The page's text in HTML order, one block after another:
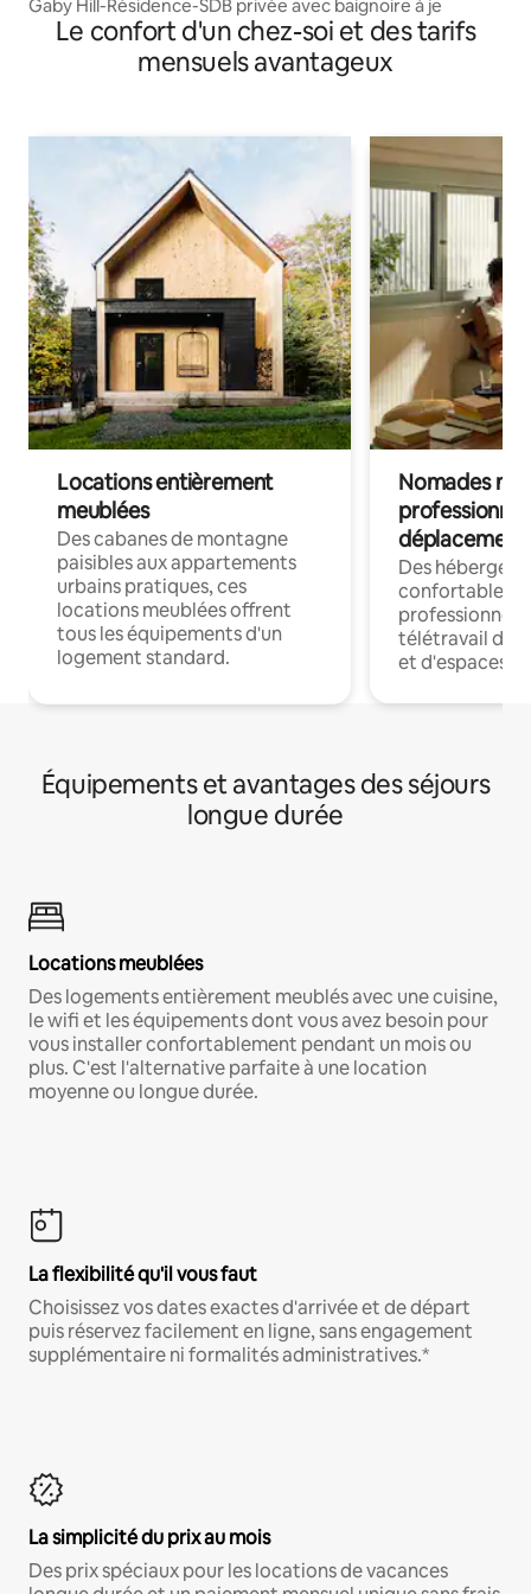
Gaby Hill-Résidence-SDB privée avec baignoire à je
Le confort d'un chez-soi et des tarifs
mensuels avantageux
Locations entièrement
meublées
Des cabanes de montagne
paisibles aux appartements
urbains pratiques, ces
locations meublées offrent
tous les équipements d'un
logement standard.
Nomades
déplacement
Des
confortables
professionnels
télétravail
et d'espaces
Équipements et avantages des séjours
longue durée
Locations meublées
Des logements entièrement meublés avec une cuisine,
le wifi et les équipements dont vous avez besoin pour
vous installer confortablement pendant un mois ou
plus. C'est l'alternative parfaite à une location
moyenne ou longue durée.
La flexibilité qu'il vous faut
Choisissez vos dates exactes d'arrivée et de départ
puis réservez facilement en ligne, sans engagement
supplémentaire ni formalités administratives.*
La simplicité du prix au mois
Des prix spéciaux pour les locations de vacances